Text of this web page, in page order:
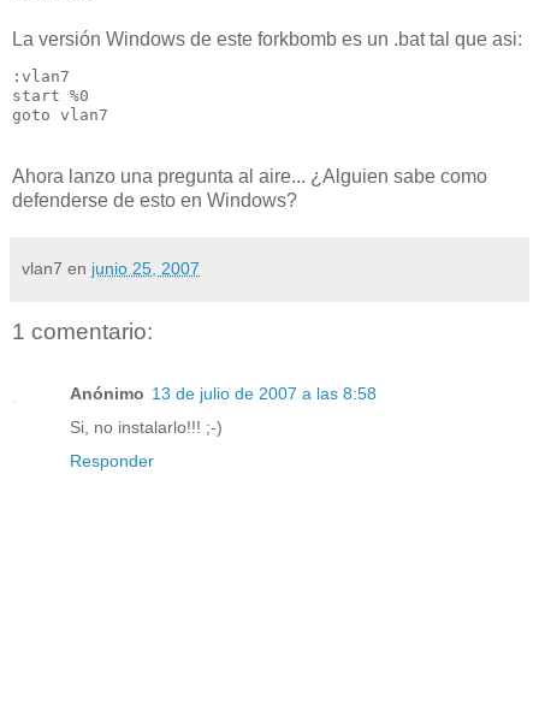
La versión Windows de este forkbomb es un .bat tal que asi:
:vlan7
start %0
goto vlan7
Ahora lanzo una pregunta al aire... ¿Alguien sabe como
defenderse de esto en Windows?
vlan7 en junio 25, 2007
1 comentario:
Anónimo 13 de julio de 2007 a las 8:58
Si, no instalarlo!!! ;-)
Responder